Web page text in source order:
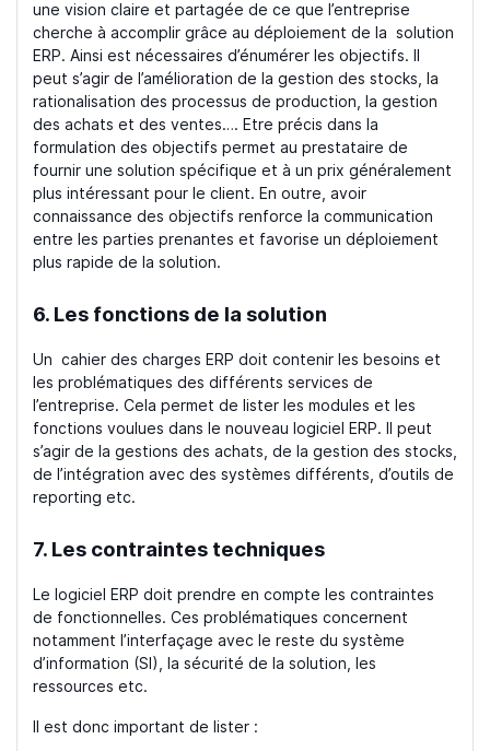
une vision claire et partagée de ce que l’entreprise
cherche à accomplir grâce au déploiement de la solution
ERP. Ainsi est nécessaires d’énumérer les objectifs. Il
peut s’agir de l’amélioration de la gestion des stocks, la
rationalisation des processus de production, la gestion
des achats et des ventes…. Etre précis dans la
formulation des objectifs permet au prestataire de
fournir une solution spécifique et à un prix généralement
plus intéressant pour le client. En outre, avoir
connaissance des objectifs renforce la communication
entre les parties prenantes et favorise un déploiement
plus rapide de la solution.
6. Les fonctions de la solution
Un cahier des charges ERP doit contenir les besoins et
les problématiques des différents services de
l’entreprise. Cela permet de lister les modules et les
fonctions voulues dans le nouveau logiciel ERP. Il peut
s’agir de la gestions des achats, de la gestion des stocks,
de l’intégration avec des systèmes différents, d’outils de
reporting etc.
7. Les contraintes techniques
Le logiciel ERP doit prendre en compte les contraintes
de fonctionnelles. Ces problématiques concernent
notamment l’interfaçage avec le reste du système
d’information (SI), la sécurité de la solution, les
ressources etc.
Il est donc important de lister :